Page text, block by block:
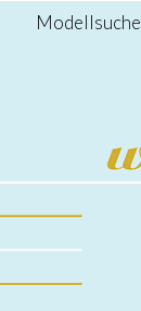
Modellsuche